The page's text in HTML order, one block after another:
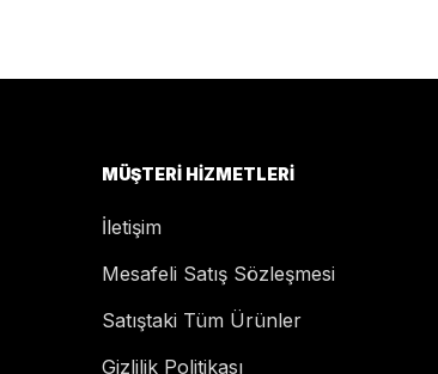
MÜŞTERI HIZMETLERI
İletişim
Mesafeli Satış Sözleşmesi
Satıştaki Tüm Ürünler
Gizlilik Politikası